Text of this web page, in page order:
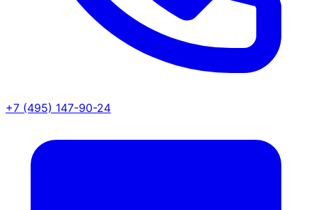
+7 (495) 147-90-24